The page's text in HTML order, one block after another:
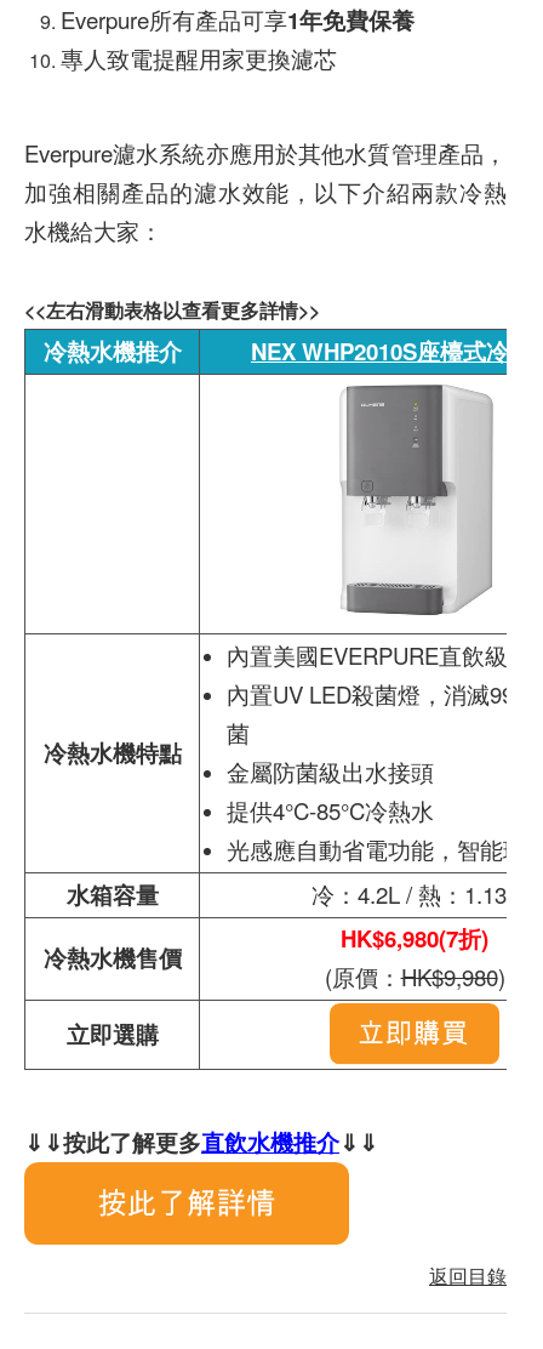
Everpure所有產品可享1年免費保養
專人致電提醒用家更換濾芯
Everpure濾水系統亦應用於其他水質管理產品，
加強相關產品的濾水效能，以下介紹兩款冷熱
水機給大家：
<<左右滑動表格以查看更多詳情>>
冷熱水機推介 NEX WHP2010S座檯式冷熱
冷熱水機特點
內置美國EVERPURE直飲級濾
內置UV LED殺菌燈，消滅
菌
金屬防菌級出水接頭
提供4°C-85°C冷熱水
光感應自動省電功能，智能環
水箱容量 冷：4.2L / 熱：1.13L
冷熱水機售價
HK$6,980(7折)
(原價：HK$9,980)
立即選購
⇓⇓按此了解更多直飲水機推介⇓⇓
返回目錄